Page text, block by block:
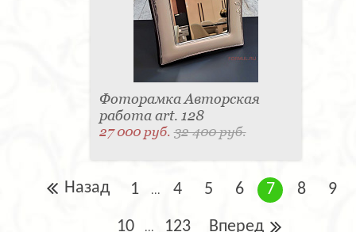
Фоторамка Авторская
работа art. 128
27 000 руб.32 400 руб.
Назад 1 ... 4 5 6 7 8 9
10 ... 123 Вперед